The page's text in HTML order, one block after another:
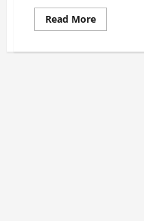
Read MoreRead
more
ने